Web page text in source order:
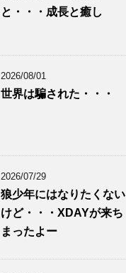
と・・・成長と癒し
2026/08/01
世界は騙された・・・
2026/07/29
狼少年にはなりたくない
けど・・・XDAYが来ち
まったよー